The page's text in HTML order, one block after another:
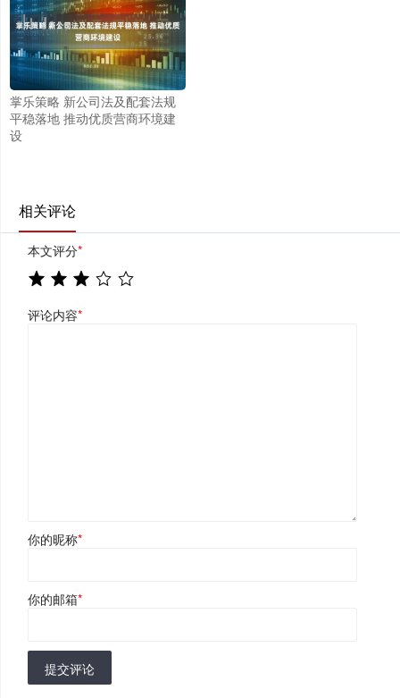
掌乐策略 新公司法及配套法规
平稳落地 推动优质营商环境建
设
相关评论
本文评分*
评论内容*
你的昵称*
你的邮箱*
提交评论